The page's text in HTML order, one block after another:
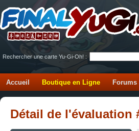
Rechercher une carte Yu-Gi-Oh! :
Accueil Boutique en Ligne Forums
Détail de l'évaluation